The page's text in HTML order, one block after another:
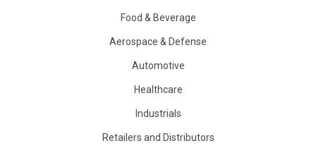
Food & Beverage
Aerospace & Defense
Automotive
Healthcare
Industrials
Retailers and Distributors